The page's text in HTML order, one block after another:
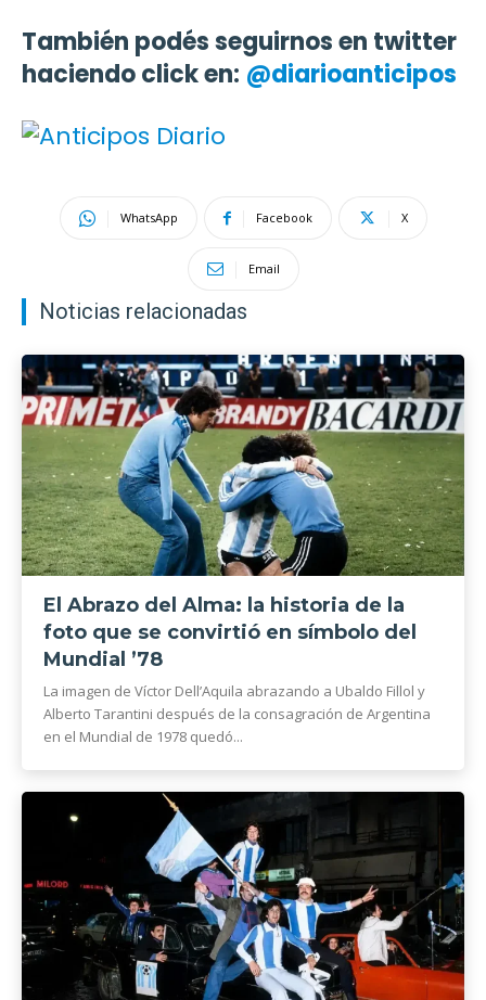
También podés seguirnos en twitter
haciendo click en: @diarioanticipos
WhatsApp Facebook X
Email
Noticias relacionadas
El Abrazo del Alma: la historia de la
foto que se convirtió en símbolo del
Mundial ’78
La imagen de Víctor Dell’Aquila abrazando a Ubaldo Fillol y
Alberto Tarantini después de la consagración de Argentina
en el Mundial de 1978 quedó...